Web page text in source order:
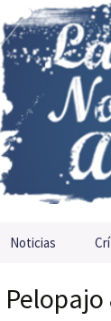
Saltar al contenido
Noticias